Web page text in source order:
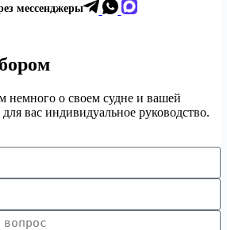
мессенджеры
немного о своем судне и вашей
вас индивидуальное руководство.